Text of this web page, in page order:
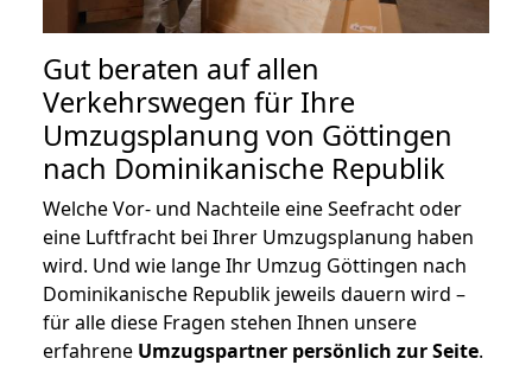
Gut beraten auf allen
Verkehrswegen für Ihre
Umzugsplanung von Göttingen
nach Dominikanische Republik
Welche Vor- und Nachteile eine Seefracht oder
eine Luftfracht bei Ihrer Umzugsplanung haben
wird. Und wie lange Ihr Umzug Göttingen nach
Dominikanische Republik jeweils dauern wird –
für alle diese Fragen stehen Ihnen unsere
erfahrene Umzugspartner persönlich zur Seite.